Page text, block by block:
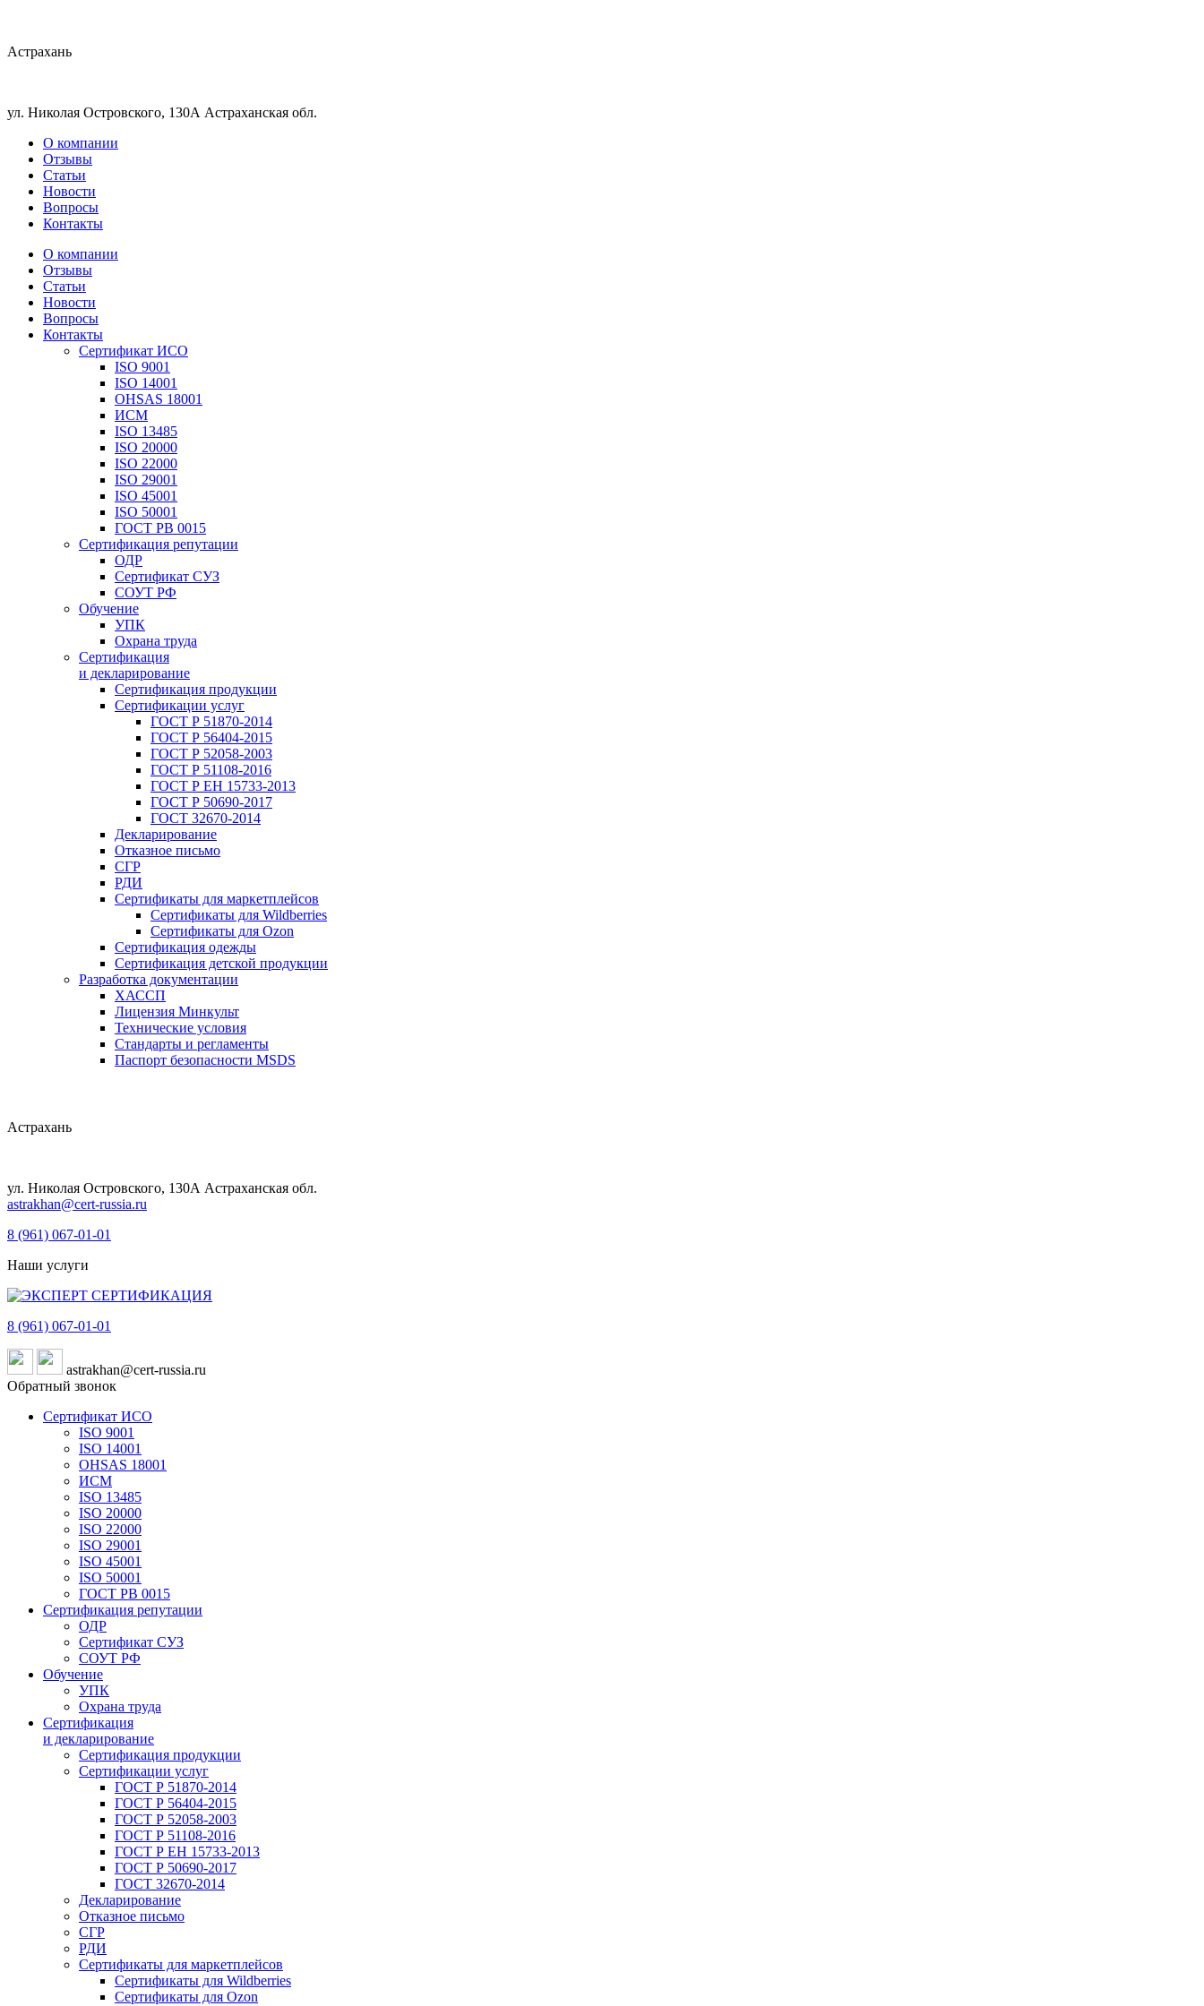
Астрахань
ул. Николая Островского, 130А Астраханская обл.
О компании
Отзывы
Статьи
Новости
Вопросы
Контакты
О компании
Отзывы
Статьи
Новости
Вопросы
Контакты
Сертификат ИСО
ISO 9001
ISO 14001
OHSAS 18001
ИСМ
ISO 13485
ISO 20000
ISO 22000
ISO 29001
ISO 45001
ISO 50001
ГОСТ РВ 0015
Сертификация репутации
ОДР
Сертификат СУЗ
СОУТ РФ
Обучение
УПК
Охрана труда
Сертификация
и декларирование
Сертификация продукции
Сертификации услуг
ГОСТ Р 51870-2014
ГОСТ Р 56404-2015
ГОСТ Р 52058-2003
ГОСТ Р 51108-2016
ГОСТ Р ЕН 15733-2013
ГОСТ Р 50690-2017
ГОСТ 32670-2014
Декларирование
Отказное письмо
СГР
РДИ
Сертификаты для маркетплейсов
Сертификаты для Wildberries
Сертификаты для Ozon
Сертификация одежды
Сертификация детской продукции
Разработка документации
ХАССП
Лицензия Минкульт
Технические условия
Стандарты и регламенты
Паспорт безопасности MSDS
Астрахань
ул. Николая Островского, 130А Астраханская обл.
astrakhan@cert-russia.ru
8 (961) 067-01-01
Наши услуги
8 (961) 067-01-01
astrakhan@cert-russia.ru
Обратный звонок
Сертификат ИСО
ISO 9001
ISO 14001
OHSAS 18001
ИСМ
ISO 13485
ISO 20000
ISO 22000
ISO 29001
ISO 45001
ISO 50001
ГОСТ РВ 0015
Сертификация репутации
ОДР
Сертификат СУЗ
СОУТ РФ
Обучение
УПК
Охрана труда
Сертификация
и декларирование
Сертификация продукции
Сертификации услуг
ГОСТ Р 51870-2014
ГОСТ Р 56404-2015
ГОСТ Р 52058-2003
ГОСТ Р 51108-2016
ГОСТ Р ЕН 15733-2013
ГОСТ Р 50690-2017
ГОСТ 32670-2014
Декларирование
Отказное письмо
СГР
РДИ
Сертификаты для маркетплейсов
Сертификаты для Wildberries
Сертификаты для Ozon